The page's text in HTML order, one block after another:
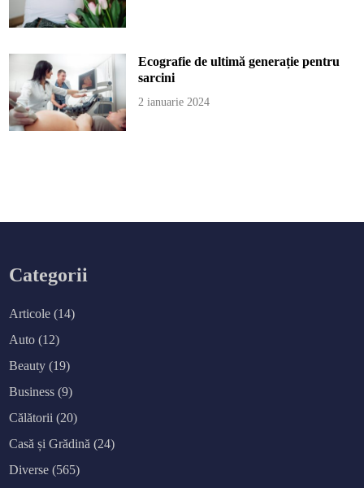
Ecografie de ultimă generație pentru
sarcini
2 ianuarie 2024
Categorii
Articole (14)
Auto (12)
Beauty (19)
Business (9)
Călătorii (20)
Casă și Grădină (24)
Diverse (565)